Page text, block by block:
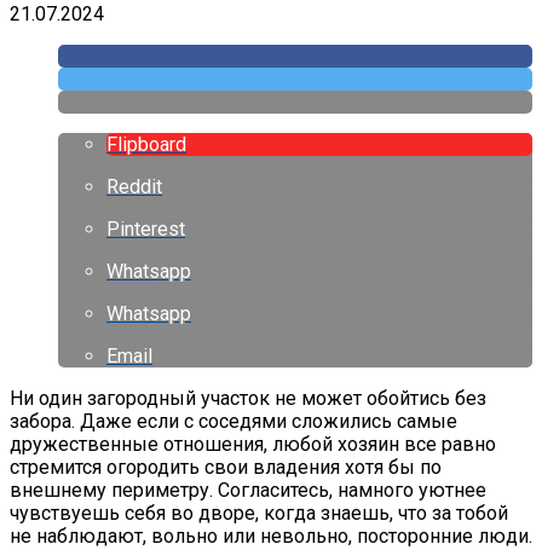
21.07.2024
Flipboard
Reddit
Pinterest
Whatsapp
Whatsapp
Email
Ни один загородный участок не может обойтись без
забора. Даже если с соседями сложились самые
дружественные отношения, любой хозяин все равно
стремится огородить свои владения хотя бы по
внешнему периметру. Согласитесь, намного уютнее
чувствуешь себя во дворе, когда знаешь, что за тобой
не наблюдают, вольно или невольно, посторонние люди.